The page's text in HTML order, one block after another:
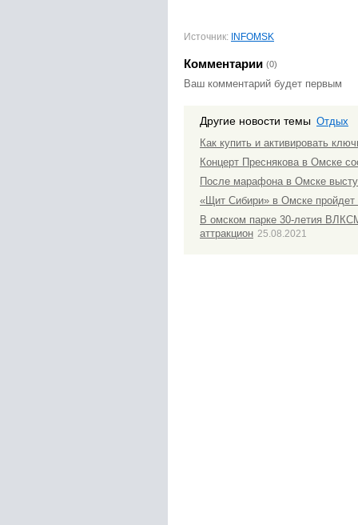
Источник: INFOMSK
Комментарии (0)
Ваш комментарий будет первым
Другие новости темы Отдых
Как купить и активировать
Концерт Преснякова в Омске
После марафона в Омске
«Щит Сибири» в Омске
В омском парке 30-летия
аттракцион 25.08.2021